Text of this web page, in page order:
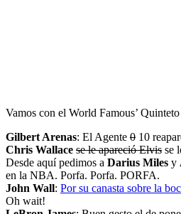
Vamos con el World Famous’
Gilbert Arenas: El Agente 0 10
Chris Wallace se le apareció Elvis se
Desde aquí pedimos a Darius Miles y
en la NBA. Porfa. Porfa. PORFA.
John Wall: Por su canasta sobre la
Oh wait!